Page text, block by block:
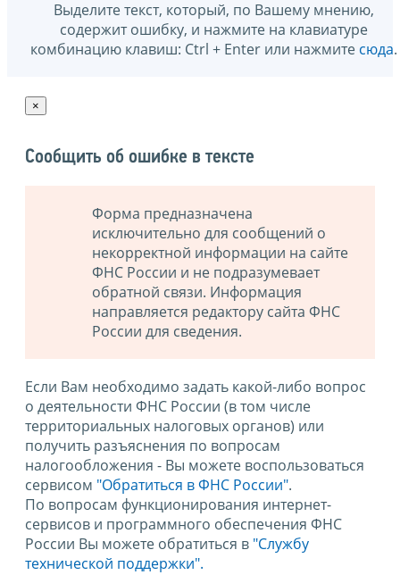
Выделите текст, который, по Вашему мнению,
содержит ошибку, и нажмите на клавиатуре
комбинацию клавиш: Ctrl + Enter или нажмите сюда.
×
Сообщить об ошибке в тексте
Форма предназначена
исключительно для сообщений о
некорректной информации на сайте
ФНС России и не подразумевает
обратной связи. Информация
направляется редактору сайта ФНС
России для сведения.
Если Вам необходимо задать какой-либо вопрос
о деятельности ФНС России (в том числе
территориальных налоговых органов) или
получить разъяснения по вопросам
налогообложения - Вы можете воспользоваться
сервисом "Обратиться в ФНС России".
По вопросам функционирования интернет-
сервисов и программного обеспечения ФНС
России Вы можете обратиться в "Службу
технической поддержки".